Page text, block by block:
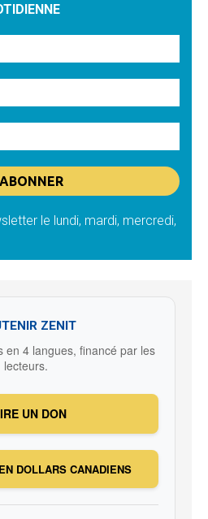
le lundi, mardi, mercredi,
ZENIT
en 4 langues, financé par les
lecteurs.
UN DON
DOLLARS CANADIENS